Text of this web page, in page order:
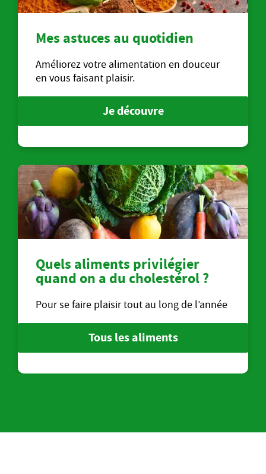
Mes astuces au quotidien
Améliorez votre alimentation en douceur
en vous faisant plaisir.
Je découvre
Quels aliments privilégier
quand on a du cholestérol ?
Pour se faire plaisir tout au long de l’année
Tous les aliments